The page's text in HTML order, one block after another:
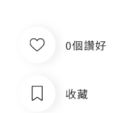
0個讚好
收藏